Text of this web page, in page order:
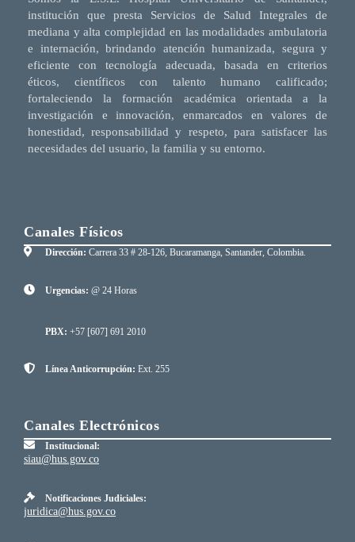
institución que presta Servicios de Salud Integrales de
mediana y alta complejidad en las modalidades ambulatoria
e internación, brindando atención humanizada, segura y
eficiente con tecnología adecuada, basada en criterios
éticos, científicos con talento humano calificado;
fortaleciendo la formación académica orientada a la
investigación e innovación, enmarcados en valores de
honestidad, responsabilidad y respeto, para satisfacer las
necesidades del usuario, la familia y su entorno.
Canales Físicos
Dirección: Carrera 33 # 28-126, Bucaramanga, Santander, Colombia.
Urgencias: @ 24 Horas
PBX: +57 [607] 691 2010
Línea Anticorrupción: Ext. 255
Canales Electrónicos
Institucional:
siau@hus.gov.co
Notificaciones Judiciales:
juridica@hus.gov.co